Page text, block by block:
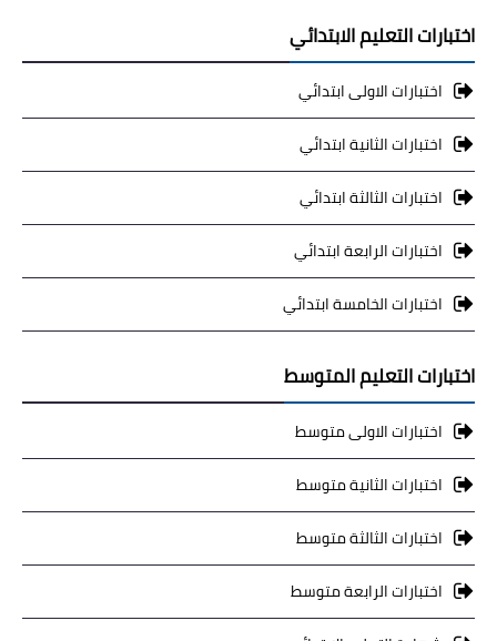
اختبارات التعليم الابتدائي
اختبارات الاولى ابتدائي
اختبارات الثانية ابتدائي
اختبارات الثالثة ابتدائي
اختبارات الرابعة ابتدائي
اختبارات الخامسة ابتدائي
اختبارات التعليم المتوسط
اختبارات الاولى متوسط
اختبارات الثانية متوسط
اختبارات الثالثة متوسط
اختبارات الرابعة متوسط